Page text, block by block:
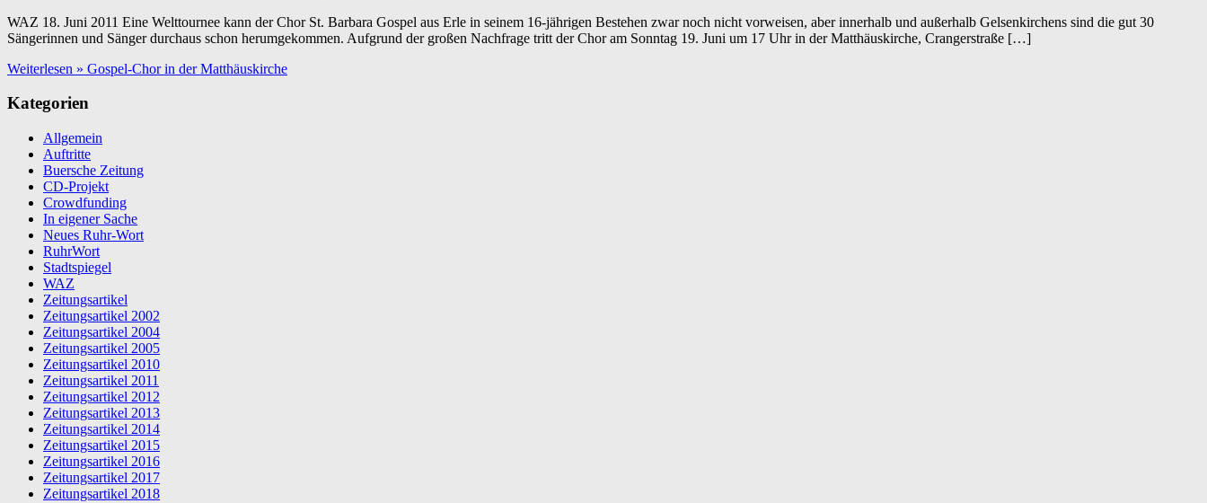
WAZ 18. Juni 2011 Eine Welttournee kann der Chor St. Barbara Gospel aus Erle in seinem 16-jährigen Bestehen zwar noch nicht vorweisen, aber innerhalb und außerhalb Gelsenkirchens sind die gut 30
Sängerinnen und Sänger durchaus schon herumgekommen. Aufgrund der großen Nachfrage tritt der Chor am Sonntag 19. Juni um 17 Uhr in der Matthäuskirche, Crangerstraße […]
Weiterlesen » Gospel-Chor in der Matthäuskirche
Kategorien
Allgemein
Auftritte
Buersche Zeitung
CD-Projekt
Crowdfunding
In eigener Sache
Neues Ruhr-Wort
RuhrWort
Stadtspiegel
WAZ
Zeitungsartikel
Zeitungsartikel 2002
Zeitungsartikel 2004
Zeitungsartikel 2005
Zeitungsartikel 2010
Zeitungsartikel 2011
Zeitungsartikel 2012
Zeitungsartikel 2013
Zeitungsartikel 2014
Zeitungsartikel 2015
Zeitungsartikel 2016
Zeitungsartikel 2017
Zeitungsartikel 2018